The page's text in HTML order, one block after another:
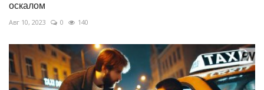
оскалом
Авг 10, 2023 0 140